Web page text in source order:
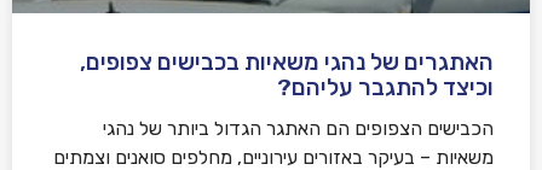
האתגרים של נהגי משאיות בכבישים צפופים,
וכיצד להתגבר עליהם?
הכבישים הצפופים הם האתגר הגדול ביותר של נהגי
משאיות – בעיקר באזורים עירוניים, מחלפים סואנים וצמתים